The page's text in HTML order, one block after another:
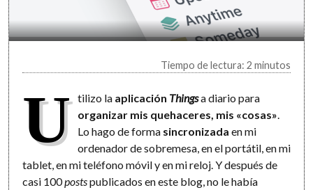
Tiempo de lectura: 2 minutos
U tilizo la aplicación Thingsa diario para
organizar mis quehaceres, mis «cosas»
Lo hago de forma sincronizada en mi
ordenador de sobremesa, en el portátil, en mi
tablet, en mi teléfono móvil y en mi reloj. Y después de
casi 100postspublicados en este blog, no le había